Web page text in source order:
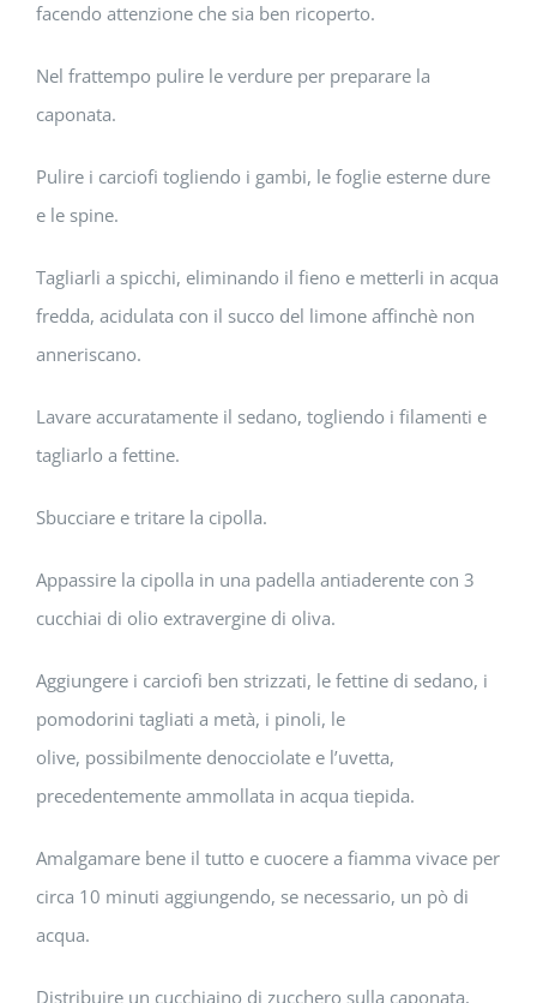
facendo attenzione che sia ben ricoperto.
Nel frattempo pulire le verdure per preparare la
caponata.
Pulire i carciofi togliendo i gambi, le foglie esterne dure
e le spine.
Tagliarli a spicchi, eliminando il fieno e metterli in acqua
fredda, acidulata con il succo del limone affinchè non
anneriscano.
Lavare accuratamente il sedano, togliendo i filamenti e
tagliarlo a fettine.
Sbucciare e tritare la cipolla.
Appassire la cipolla in una padella antiaderente con 3
cucchiai di olio extravergine di oliva.
Aggiungere i carciofi ben strizzati, le fettine di sedano, i
pomodorini tagliati a metà, i pinoli, le
olive, possibilmente denocciolate e l’uvetta,
precedentemente ammollata in acqua tiepida.
Amalgamare bene il tutto e cuocere a fiamma vivace per
circa 10 minuti aggiungendo, se necessario, un pò di
acqua.
Distribuire un cucchiaino di zucchero sulla caponata,